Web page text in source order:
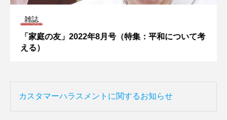
雑誌
「家庭の友」2022年8月号（特集：平和について考
える）
カスタマーハラスメントに関するお知らせ